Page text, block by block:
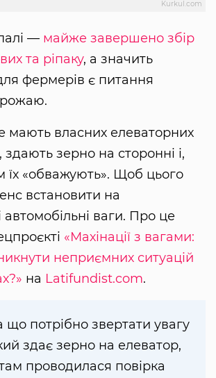
Kurkul.com
— майже завершено збір
та ріпаку, а значить
фермерів є питання
мають власних елеваторних
зерно на сторонні і,
їх «обважують». Щоб цього
встановити на
автомобільні ваги. Про це
«Махінації з вагами:
неприємних ситуацій
на Latifundist.com.
потрібно звертати увагу
здає зерно на елеватор,
проводилася повірка